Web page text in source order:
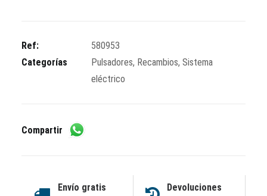
Ref:
580953
Categorías
Pulsadores, Recambios, Sistema
eléctrico
Compartir
Envío gratis Devoluciones